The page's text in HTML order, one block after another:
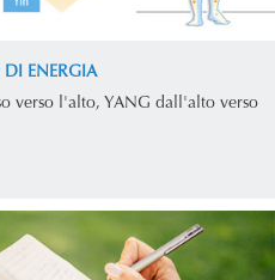
DI ENERGIA
verso l'alto, YANG dall'alto verso